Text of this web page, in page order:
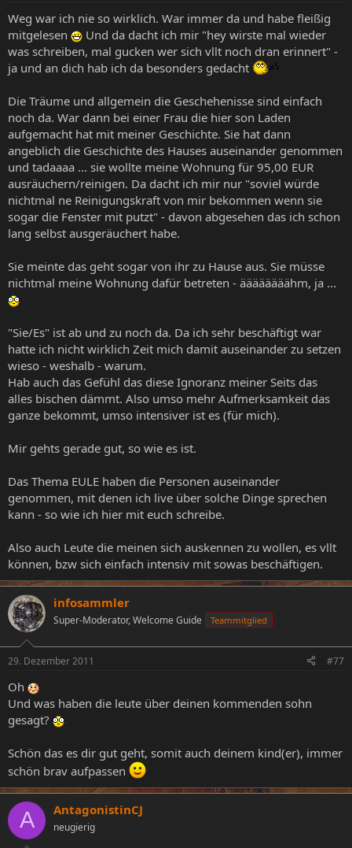
Weg war ich nie so wirklich. War immer da und habe fleißig
mitgelesen
Und da dacht ich mir "hey wirste mal wieder
was schreiben, mal gucken wer sich vllt noch dran erinnert" -
ja und an dich hab ich da besonders gedacht
Die Träume und allgemein die Geschehenisse sind einfach
noch da. War dann bei einer Frau die hier son Laden
aufgemacht hat mit meiner Geschichte. Sie hat dann
angeblich die Geschichte des Hauses auseinander genommen
und tadaaaa ... sie wollte meine Wohnung für 95,00 EUR
ausräuchern/reinigen. Da dacht ich mir nur "soviel würde
nichtmal ne Reinigungskraft von mir bekommen wenn sie
sogar die Fenster mit putzt" - davon abgesehen das ich schon
lang selbst ausgeräuchert habe.
Sie meinte das geht sogar von ihr zu Hause aus. Sie müsse
nichtmal meine Wohnung dafür betreten - äääääääähm, ja ...
"Sie/Es" ist ab und zu noch da. Da ich sehr beschäftigt war
hatte ich nicht wirklich Zeit mich damit auseinander zu setzen
wieso - weshalb - warum.
Hab auch das Gefühl das diese Ignoranz meiner Seits das
alles bischen dämmt. Also umso mehr Aufmerksamkeit das
ganze bekommt, umso intensiver ist es (für mich).
Mir gehts gerade gut, so wie es ist.
Das Thema EULE haben die Personen auseinander
genommen, mit denen ich live über solche Dinge sprechen
kann - so wie ich hier mit euch schreibe.
Also auch Leute die meinen sich auskennen zu wollen, es vllt
können, bzw sich einfach intensiv mit sowas beschäftigen.
infosammler
Super-Moderator, Welcome Guide Teammitglied
29. Dezember 2011 #77
Oh
Und was haben die leute über deinen kommenden sohn
gesagt?
Schön das es dir gut geht, somit auch deinem kind(er), immer
schön brav aufpassen
A AntagonistinCJ
neugierig